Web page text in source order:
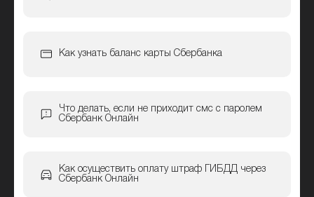
Как узнать баланс карты Сбербанка
Что делать, если не приходит смс с паролем
Сбербанк Онлайн
Как осуществить оплату штраф ГИБДД через
Сбербанк Онлайн